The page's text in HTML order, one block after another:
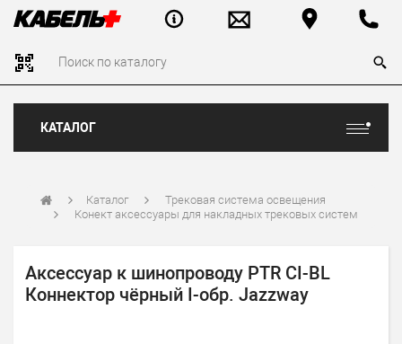
КАТАЛОГ
Каталог
Трековая система освещения
Конект аксессуары для накладных трековых систем
Аксессуар к шинопроводу PTR CI-BL
Коннектор чёрный I-обр. Jazzway